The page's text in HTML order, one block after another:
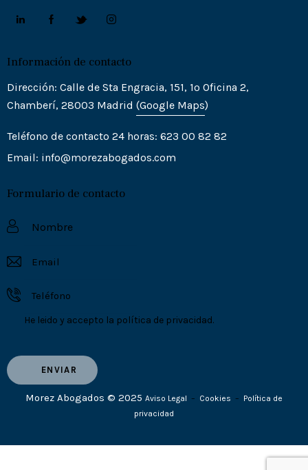
Información de contacto
Dirección: Calle de Sta Engracia, 151, 1º Oficina 2,
Chamberí, 28003 Madrid (Google Maps)
Teléfono de contacto 24 horas: 623 00 82 82
Email: info@morezabogados.com
Formulario de contacto
He leido y accepto la política de privacidad.
Morez Abogados © 2025 Aviso Legal – Cookies – Política de
privacidad